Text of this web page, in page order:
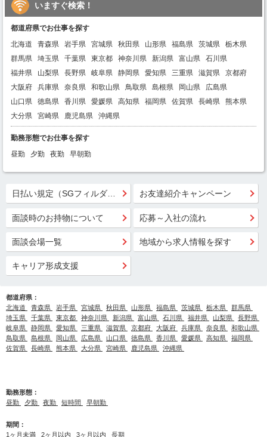
いますぐ検索！
都道府県でお仕事を探す
北海道
青森県 岩手県 宮城県 秋田県 山形県 福島県 茨城県
栃木県
群馬県
埼玉県 千葉県 東京都 神奈川県 新潟県 富山県
石川県
福井県
山梨県 長野県 岐阜県 静岡県 愛知県 三重県 滋賀県
京都府
大阪府
兵庫県 奈良県 和歌山県 鳥取県 島根県 岡山県
広島県
山口県
徳島県 香川県 愛媛県 高知県 福岡県 佐賀県 長崎県
熊本県
大分県
宮崎県 鹿児島県 沖縄県
勤務形態でお仕事を探す
昼勤
夕勤 夜勤 早朝勤
日払い規定（SGフィルダー） お友達紹介キャンペーン
面談時のお持物について 応募～入社の流れ
面談会場一覧 地域から求人情報を探す
キャリア形成支援
都道府県：
北海道
青森県 岩手県 宮城県 秋田県 山形県 福島県 茨城県 栃木県
群馬県
埼玉県
千葉県 東京都 神奈川県 新潟県 富山県 石川県 福井県 山梨県
長野県
岐阜県
静岡県 愛知県 三重県 滋賀県 京都府 大阪府 兵庫県 奈良県
和歌山県
鳥取県
島根県 岡山県 広島県 山口県 徳島県 香川県 愛媛県 高知県
福岡県
佐賀県
長崎県 熊本県 大分県 宮崎県 鹿児島県 沖縄県
勤務形態：
昼勤
夕勤 夜勤 短時間 早朝勤
期間：
1ヶ月未満
2ヶ月以内 3ヶ月以内 長期